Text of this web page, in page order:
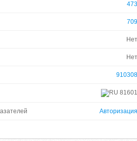
473
709
Нет
Нет
910308
81601
Авторизация